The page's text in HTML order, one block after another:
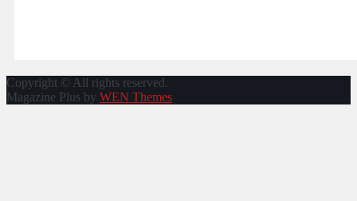
Copyright © All rights reserved.
Magazine Plus by WEN Themes